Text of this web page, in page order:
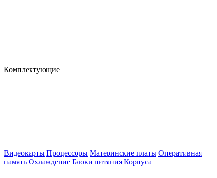
Комплектующие
Видеокарты Процессоры Материнские платы Оперативная
память Охлаждение Блоки питания Корпуса